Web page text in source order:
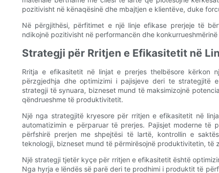
pozitivisht në kënaqësinë dhe mbajtjen e klientëve, duke
Në përgjithësi, përfitimet e një linje efikase prerjeje të
ndikojnë pozitivisht në performancën dhe
Strategji për Rritjen e Efikasitetit në
Rritja e efikasitetit në linjat e prerjes thelbësore kërkon
përzgjedhja dhe optimizimi i pajisjeve deri te strategjitë
strategji të synuara, bizneset mund të maksimizojnë
qëndrueshme të produktivitetit.
Një nga strategjitë kryesore për rritjen e efikasitetit në
automatizimin e përparuar të prerjes. Pajisjet moderne të
përfshirë prerjen me shpejtësi të lartë, kontrollin e
teknologji, bizneset mund të përmirësojnë produktivitetin, të
Një strategji tjetër kyçe për rritjen e efikasitetit është
Nga hyrja e lëndës së parë deri te prodhimi i produktit të